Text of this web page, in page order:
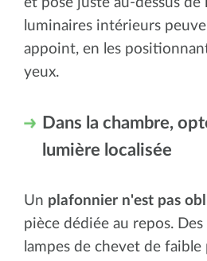
luminaires intérieurs
appoint, en les
yeux.
Dans la chambre,
lumière localisée
Un plafonnier n'est pas
pièce dédiée au repos.
lampes de chevet de